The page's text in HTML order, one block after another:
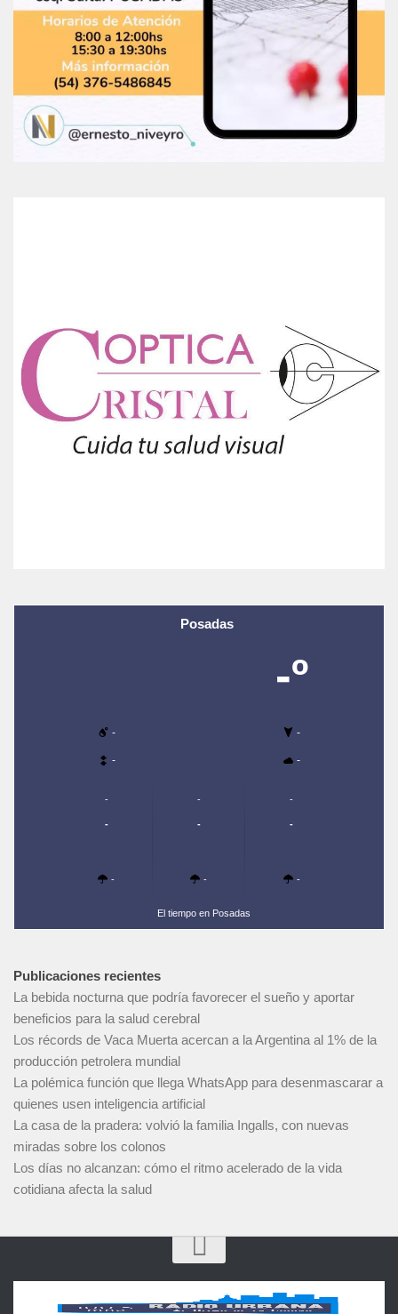
Posadas
-º
- -
- -
-
-
-
-
-
-
-
-
-
El tiempo en Posadas
Publicaciones recientes
La bebida nocturna que podría favorecer el sueño y aportar
beneficios para la salud cerebral
Los récords de Vaca Muerta acercan a la Argentina al 1% de la
producción petrolera mundial
La polémica función que llega WhatsApp para desenmascarar a
quienes usen inteligencia artificial
La casa de la pradera: volvió la familia Ingalls, con nuevas
miradas sobre los colonos
Los días no alcanzan: cómo el ritmo acelerado de la vida
cotidiana afecta la salud